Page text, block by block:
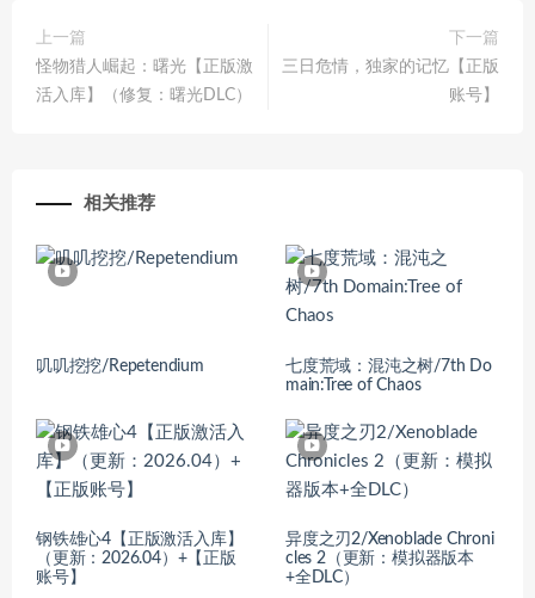
上一篇
怪物猎人崛起：曙光【正版激
活入库】（修复：曙光DLC）
下一篇
三日危情，独家的记忆【正版
账号】
相关推荐
叽叽挖挖/Repetendium
七度荒域：混沌之树/7th Do
main:Tree of Chaos
钢铁雄心4【正版激活入库】
（更新：2026.04）+【正版
账号】
异度之刃2/Xenoblade Chroni
cles 2（更新：模拟器版本
+全DLC）